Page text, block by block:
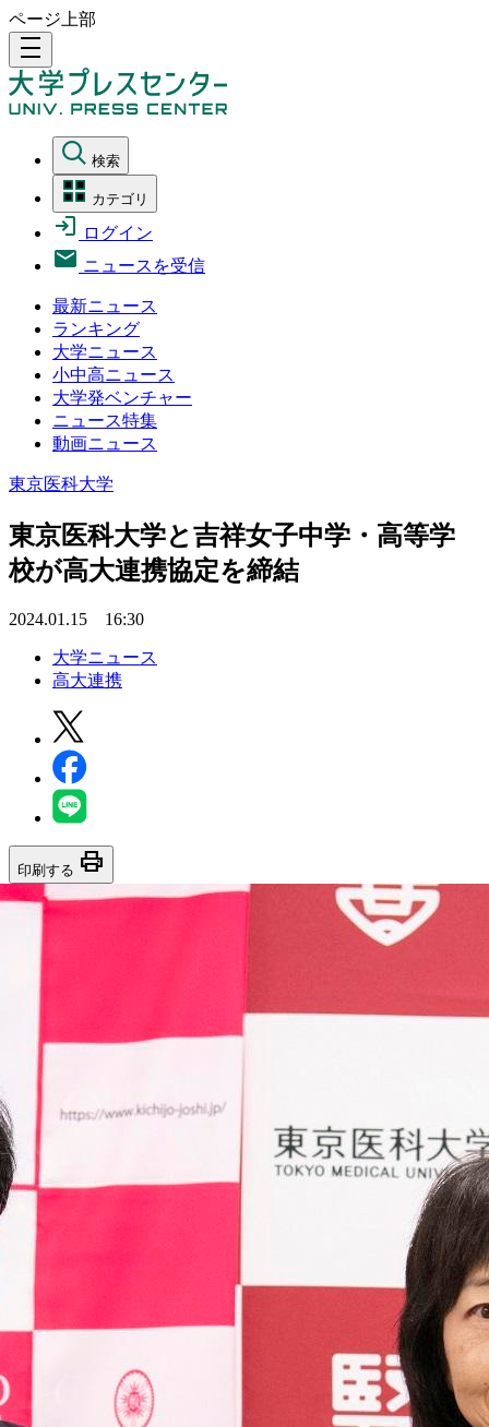
ページ上部
density_medium
検索
カテゴリ
ログイン
ニュースを受信
最新ニュース
ランキング
大学ニュース
小中高ニュース
大学発ベンチャー
ニュース特集
動画ニュース
東京医科大学
東京医科大学と吉祥女子中学・高等学
校が高大連携協定を締結
2024.01.15 16:30
大学ニュース
高大連携
印刷する print